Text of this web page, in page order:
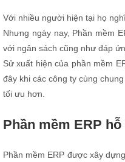
Với nhiều người hiện tại họ
Nhưng ngày nay, Phần mềm
với ngân sách cũng như đáp
Sử xuất hiện của phần mềm
đây khi các công ty cùng
tối ưu hơn.
Phần mềm ERP
Phần mềm ERP được xây